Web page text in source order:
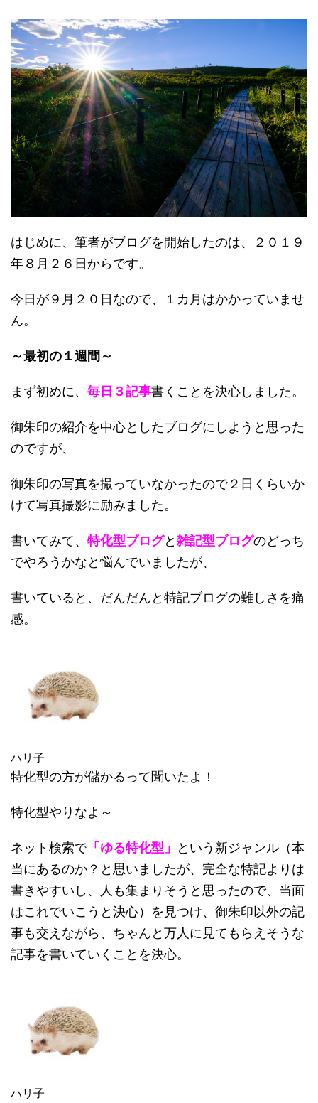
はじめに、筆者がブログを開始したのは、２０１９
年８月２６日からです。
今日が９月２０日なので、
１カ月はかかっていませ
ん。
～最初の１週間～
まず初めに、 毎日３記事書くことを決心しました。
御朱印の紹介を中心としたブログにしようと思った
のですが、
御朱印の写真を撮っていなかったので２日くらいか
けて写真撮影に励みました。
書いてみて、 特化型ブログと雑記型ブログのどっち
でやろうかなと悩んでいましたが、
書いていると、だんだんと特記ブログの難しさを痛
感。
ハリ子
特化型の方が儲かるって聞いたよ！
特化型やりなよ～
ネット検索で「ゆる特化型」
という新ジャンル（本
当にあるのか？と思いましたが、完全な特記よりは
書きやすいし、人も集まりそうと思ったので、当面
はこれでいこうと決心）を見つけ、御朱印以外の記
事も交えながら、ちゃんと万人に見てもらえそうな
記事を書いていくことを決心。
ハリ子